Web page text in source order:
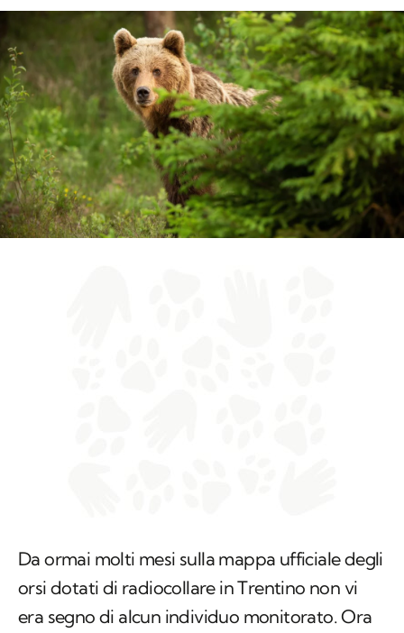
Da ormai molti mesi sulla mappa ufficiale degli
orsi dotati di radiocollare in Trentino non vi
era segno di alcun individuo monitorato. Ora